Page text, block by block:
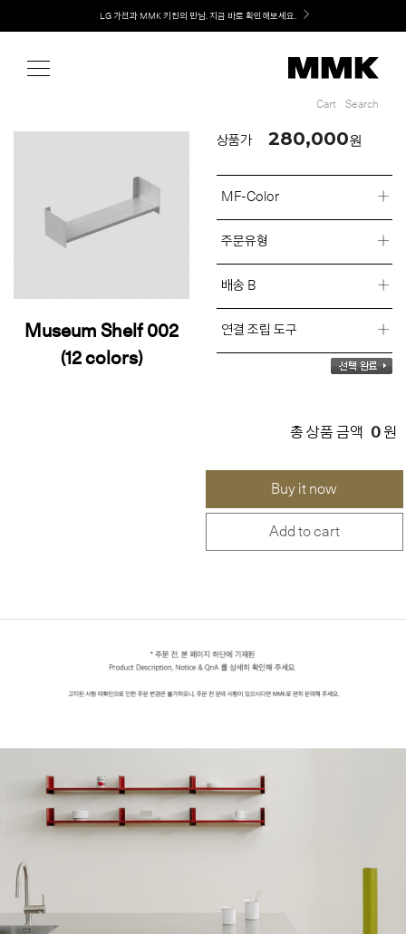
Welcome! 신규 회원가입 시 MMK Shop Coupon (총 60만원) 지급
Cart Search
Museum Shelf 002
(12 colors)
상품가 280,000원
MF-Color
주문유형
배송 B
연결 조립 도구
총 상품 금액 0 원
Buy it now
Add to cart